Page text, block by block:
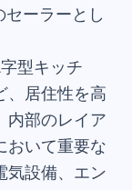
ーラーとし
型キッチ
、居住性を高
内部のレイア
おいて重要な
気設備、エン